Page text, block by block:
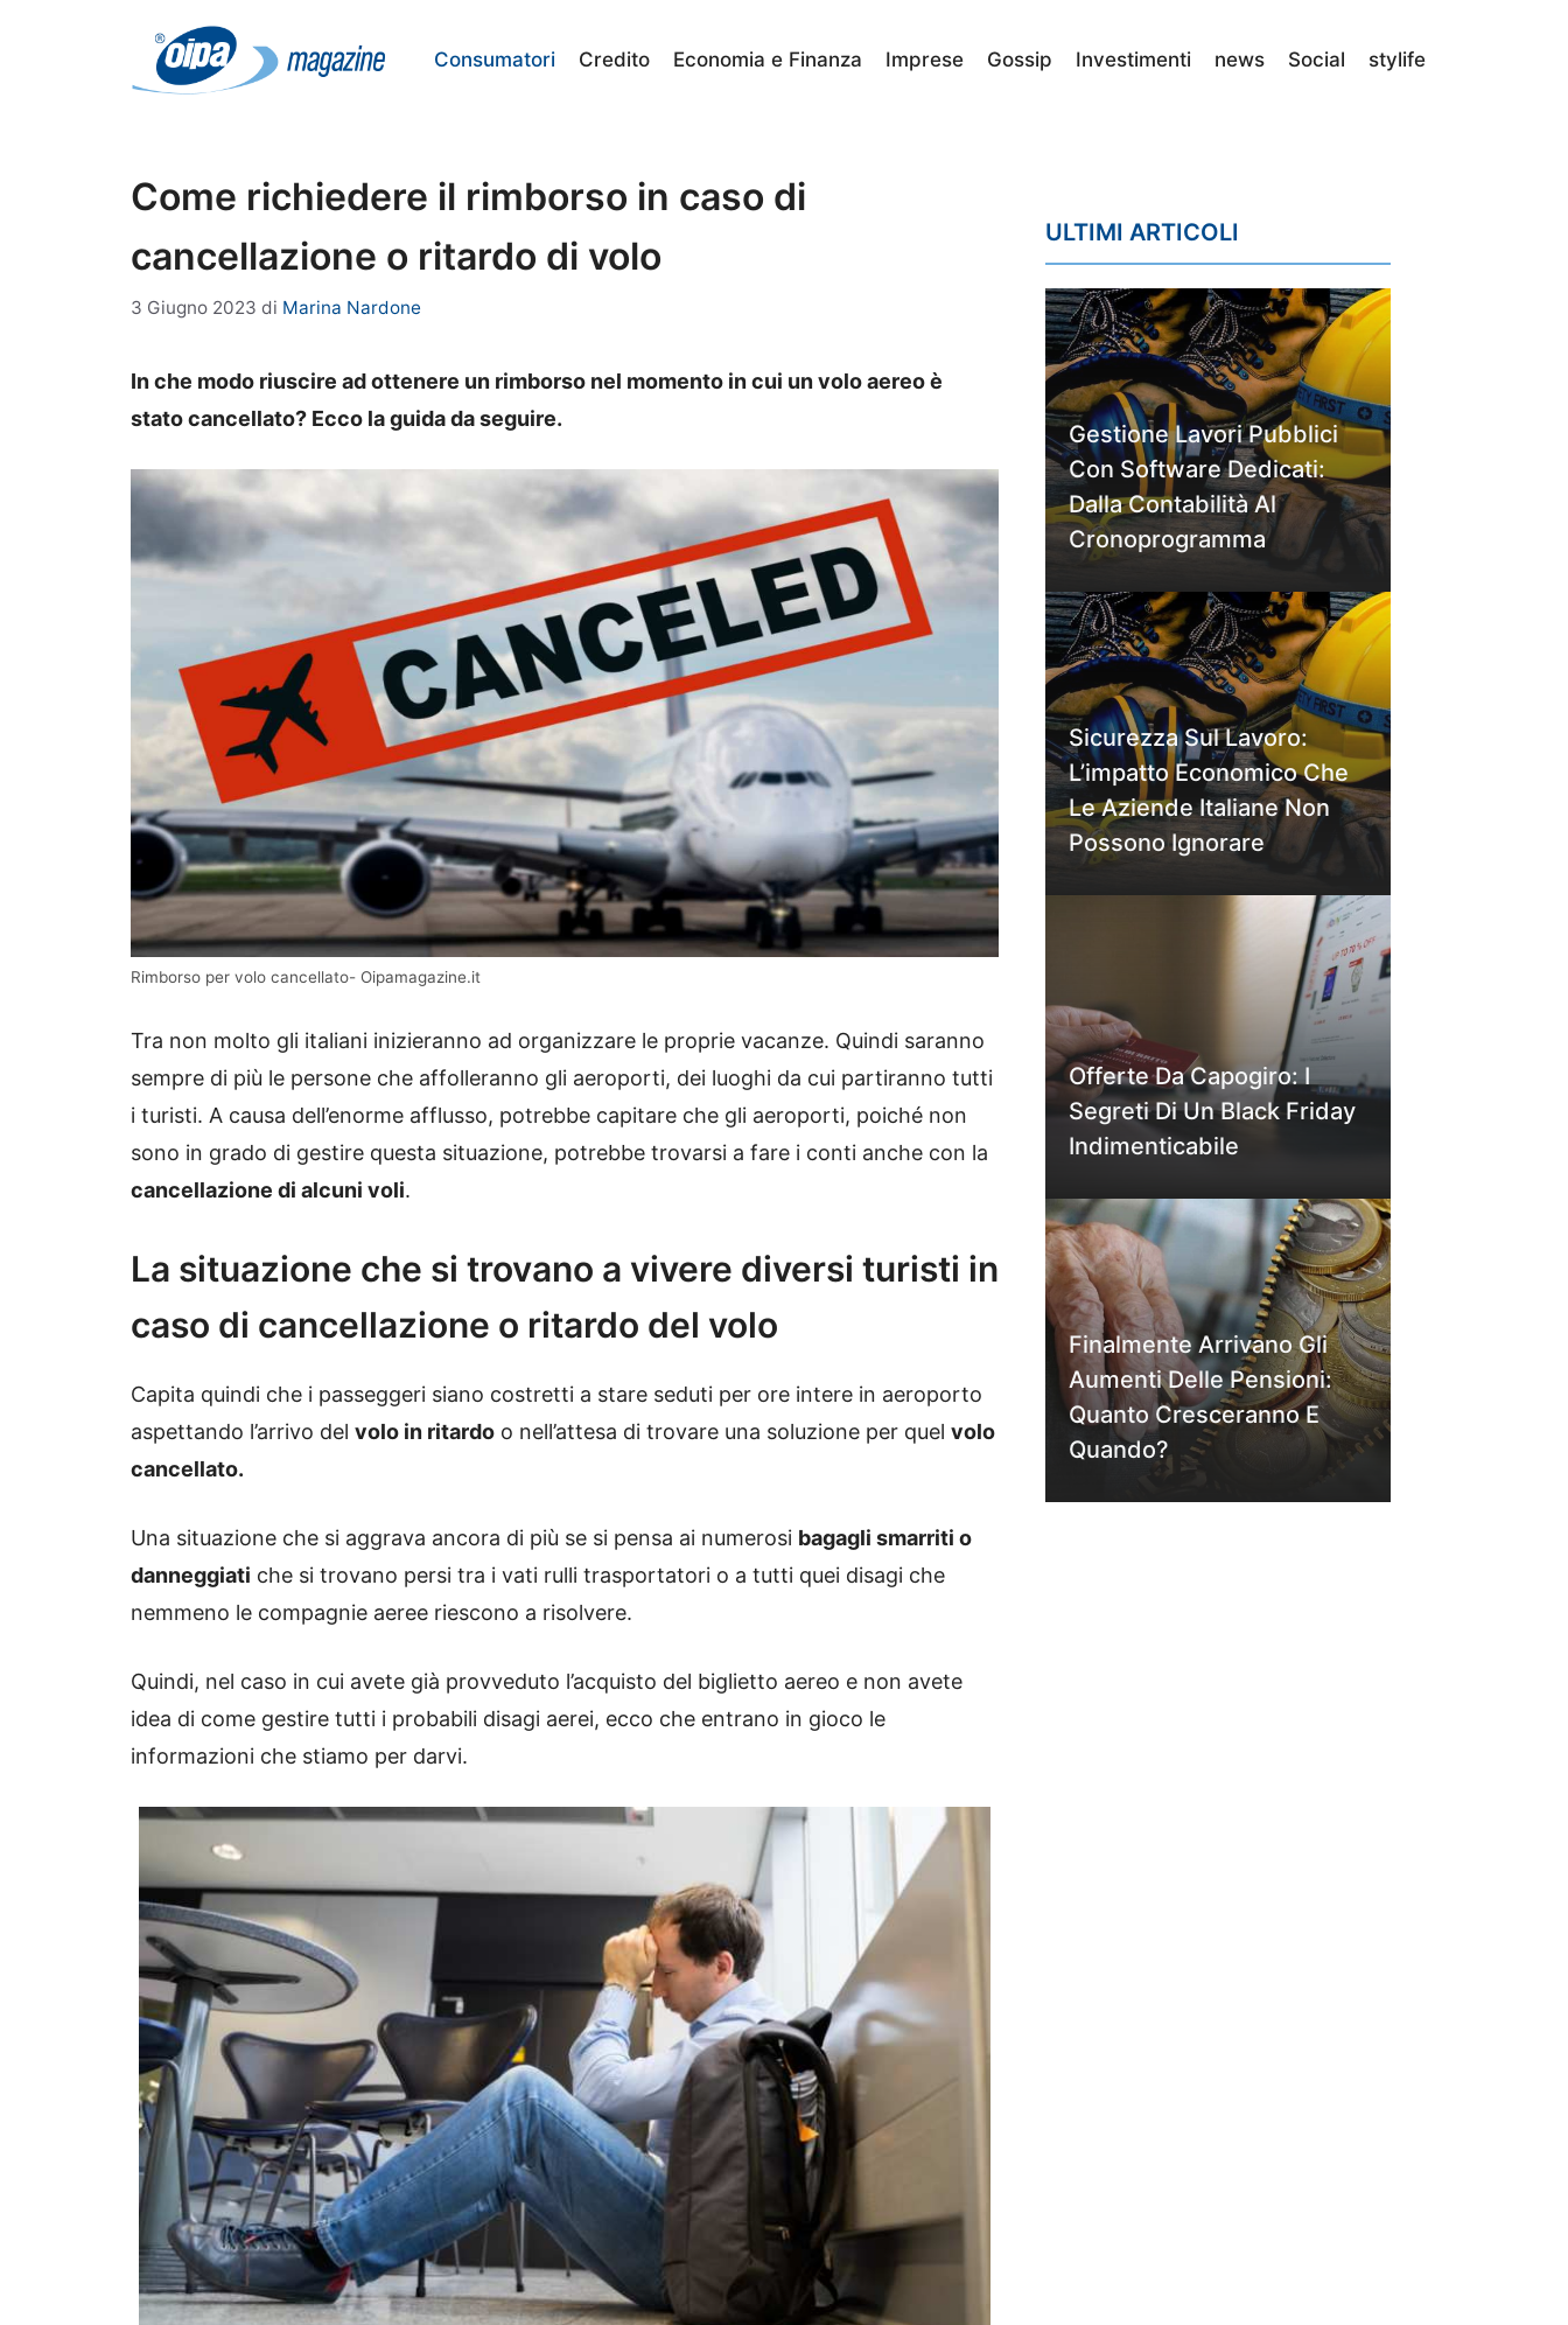
Consumatori Credito Economia e Finanza Imprese Gossip Investimenti news Social stylife
Come richiedere il rimborso in caso di
cancellazione o ritardo di volo
3 Giugno 2023 di Marina Nardone
In che modo riuscire ad ottenere un rimborso nel momento in cui un volo aereo è
stato cancellato? Ecco la guida da seguire.
Rimborso per volo cancellato- Oipamagazine.it
Tra non molto gli italiani inizieranno ad organizzare le proprie vacanze. Quindi saranno
sempre di più le persone che affolleranno gli aeroporti, dei luoghi da cui partiranno tutti
i turisti. A causa dell’enorme afflusso, potrebbe capitare che gli aeroporti, poiché non
sono in grado di gestire questa situazione, potrebbe trovarsi a fare i conti anche con la
cancellazione di alcuni voli.
La situazione che si trovano a vivere diversi turisti in
caso di cancellazione o ritardo del volo
Capita quindi che i passeggeri siano costretti a stare seduti per ore intere in aeroporto
aspettando l’arrivo del volo in ritardo o nell’attesa di trovare una soluzione per quel volo
cancellato.
Una situazione che si aggrava ancora di più se si pensa ai numerosi bagagli smarriti o
danneggiati che si trovano persi tra i vati rulli trasportatori o a tutti quei disagi che
nemmeno le compagnie aeree riescono a risolvere.
Quindi, nel caso in cui avete già provveduto l’acquisto del biglietto aereo e non avete
idea di come gestire tutti i probabili disagi aerei, ecco che entrano in gioco le
informazioni che stiamo per darvi.
ULTIMI ARTICOLI
Gestione Lavori Pubblici
Con Software Dedicati:
Dalla Contabilità Al
Cronoprogramma
Sicurezza Sul Lavoro:
L’impatto Economico Che
Le Aziende Italiane Non
Possono Ignorare
Offerte Da Capogiro: I
Segreti Di Un Black Friday
Indimenticabile
Finalmente Arrivano Gli
Aumenti Delle Pensioni:
Quanto Cresceranno E
Quando?